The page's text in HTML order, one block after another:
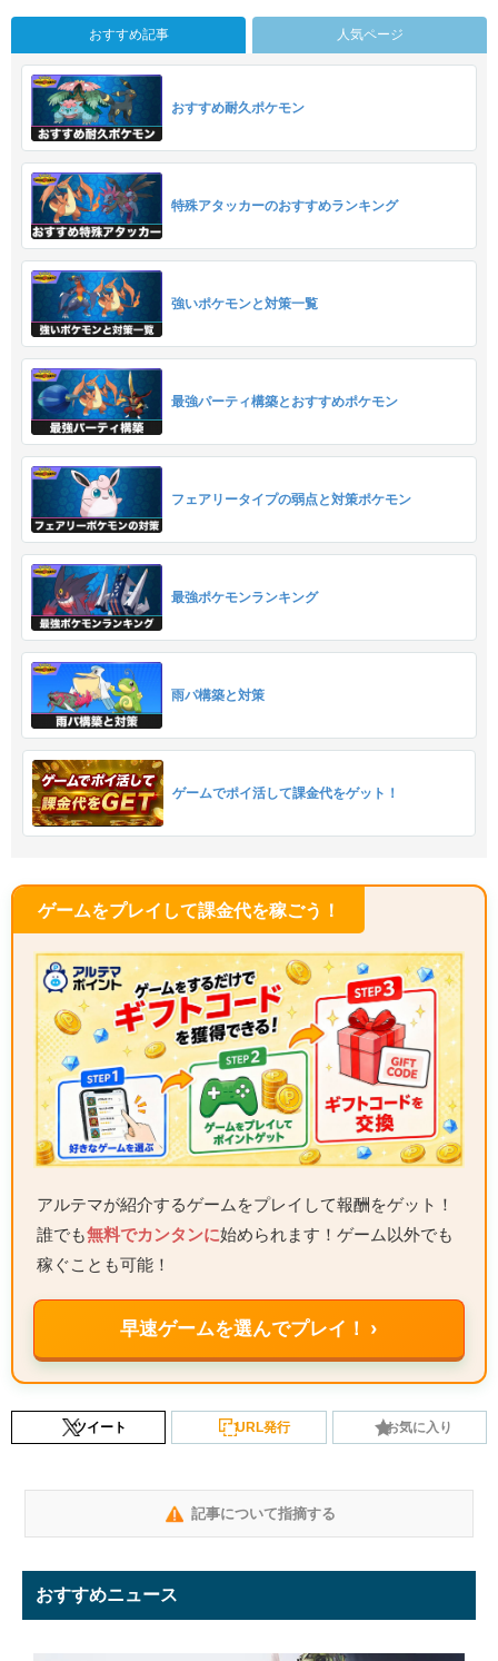
おすすめ記事 人気ページ
おすすめ耐久ポケモン
特殊アタッカーのおすすめランキング
強いポケモンと対策一覧
最強パーティ構築とおすすめポケモン
フェアリータイプの弱点と対策ポケモン
最強ポケモンランキング
雨パ構築と対策
ゲームでポイ活して課金代をゲット！
ゲームをプレイして課金代を稼ごう！
アルテマが紹介するゲームをプレイして報酬をゲット！
誰でも無料でカンタンに始められます！ゲーム以外でも
稼ぐことも可能！
早速ゲームを選んでプレイ！ ›
ツイート URL発行 お気に入り
記事について指摘する
おすすめニュース